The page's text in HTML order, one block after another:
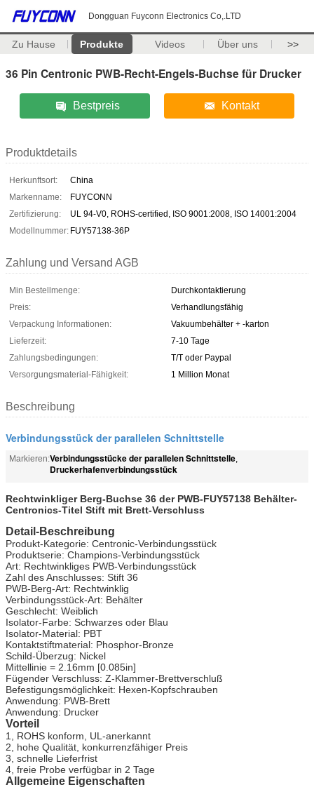
Dongguan Fuyconn Electronics Co,.LTD
Zu Hause Produkte Videos Über uns >>
36 Pin Centronic PWB-Recht-Engels-Buchse für Drucker
Bestpreis Kontakt
Produktdetails
Herkunftsort:
China
Markenname:
FUYCONN
Zertifizierung:
UL 94-V0, ROHS-certified, ISO 9001:2008, ISO 14001:2004
Modellnummer: FUY57138-36P
Zahlung und Versand AGB
Min Bestellmenge:
Durchkontaktierung
Preis:
Verhandlungsfähig
Verpackung Informationen:
Vakuumbehälter + -karton
Lieferzeit:
7-10 Tage
Zahlungsbedingungen:
T/T oder Paypal
Versorgungsmaterial-Fähigkeit:
1 Million Monat
Beschreibung
Verbindungsstück der parallelen Schnittstelle
Markieren:Verbindungsstücke der parallelen Schnittstelle,
Druckerhafenverbindungsstück
Rechtwinkliger Berg-Buchse 36 der PWB-FUY57138 Behälter-
Centronics-Titel Stift mit Brett-Verschluss
Detail-Beschreibung
Produkt-Kategorie: Centronic-Verbindungsstück
Produktserie: Champions-Verbindungsstück
Art: Rechtwinkliges PWB-Verbindungsstück
Zahl des Anschlusses: Stift 36
PWB-Berg-Art: Rechtwinklig
Verbindungsstück-Art: Behälter
Geschlecht: Weiblich
Isolator-Farbe: Schwarzes oder Blau
Isolator-Material: PBT
Kontaktstiftmaterial: Phosphor-Bronze
Schild-Überzug: Nickel
Mittellinie = 2.16mm [0.085in]
Fügender Verschluss: Z-Klammer-Brettverschluß
Befestigungsmöglichkeit: Hexen-Kopfschrauben
Anwendung: PWB-Brett
Anwendung: Drucker
Vorteil
1, ROHS konform, UL-anerkannt
2, hohe Qualität, konkurrenzfähiger Preis
3, schnelle Lieferfrist
4, freie Probe verfügbar in 2 Tage
Allgemeine Eigenschaften